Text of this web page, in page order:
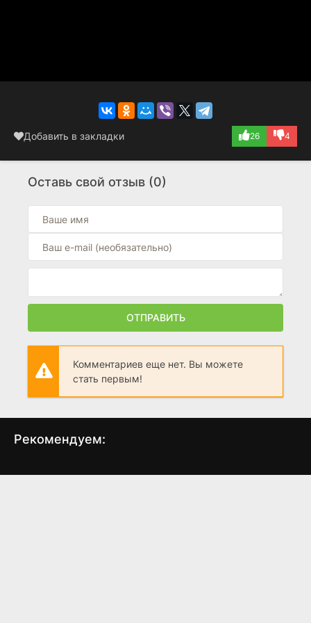
Добавить в закладки 26 4
Оставь свой отзыв (0)
ОТПРАВИТЬ
Комментариев еще нет. Вы можете
стать первым!
Рекомендуем:
Капитан Оргазмо
Чудовищное